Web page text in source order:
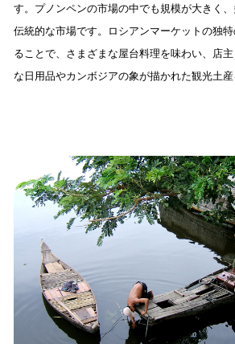
す。プノンペンの市場の中でも規模が大きく
伝統的な市場です。ロシアンマーケットの独
ることで、さまざまな屋台料理を味わい、店
な日用品やカンボジアの象が描かれた観光土産